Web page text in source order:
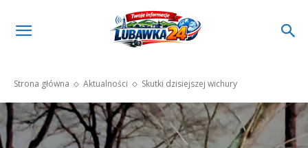
Strona główna Aktualności Skutki dzisiejszej wichury